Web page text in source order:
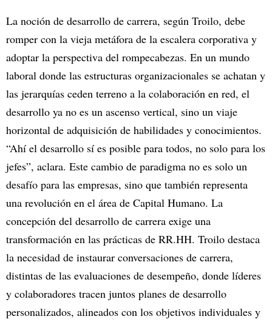
La noción de desarrollo de carrera, según Troilo, debe
romper con la vieja metáfora de la escalera corporativa y
adoptar la perspectiva del rompecabezas. En un mundo
laboral donde las estructuras organizacionales se achatan y
las jerarquías ceden terreno a la colaboración en red, el
desarrollo ya no es un ascenso vertical, sino un viaje
horizontal de adquisición de habilidades y conocimientos.
“Ahí el desarrollo sí es posible para todos, no solo para los
jefes”, aclara. Este cambio de paradigma no es solo un
desafío para las empresas, sino que también representa
una revolución en el área de Capital Humano. La
concepción del desarrollo de carrera exige una
transformación en las prácticas de RR.HH. Troilo destaca
la necesidad de instaurar conversaciones de carrera,
distintas de las evaluaciones de desempeño, donde líderes
y colaboradores tracen juntos planes de desarrollo
personalizados, alineados con los objetivos individuales y